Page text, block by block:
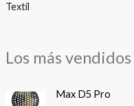
Textíl
Los más vendidos
Max D5 Pro